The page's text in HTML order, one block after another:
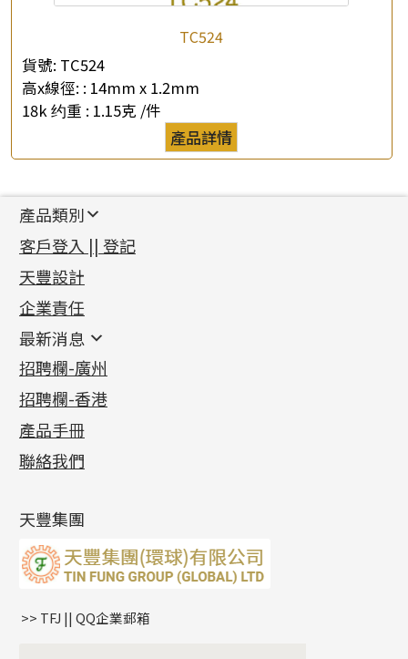
TC524
貨號: TC524
高x線徑: : 14mm x 1.2mm
18k 约重 : 1.15克 /件
產品詳情
產品類別
新產品
足金系列
足金配件
機織鏈系列
珠仔鏈
镶口链
管狀網鏈
十字車花鏈系列
十字閃O鏈系列
十字錘打鏈系列
側身車花鏈系列
側身鏈系列
雙十字鏈系列
水波鏈系列
蛇骨鏈系列
鏈尾系列
嘴唇鏈系列
首飾配件
耳環類配件
卷迫系列
螺絲迫系列
梅花迫系列
平臺迫系列
綫拍系列
美拍系列
耳環扣系列
耳綫/耳鈎系列
耳環爪頭
耳環
鏈類配件
動感車花吊墜
調節珠系列
生圈扣系列
龍蝦扣系列
鴨俐制系列
字母吊墜
相盒吊墜
項鏈吊墜
生肖吊墜
星座吊墜
其他類配件
珠盤系列
袖口鈕系列
焊片及鐳射綫
空心車花管
珠類配件
無孔光身珠
空心光身珠
無孔批花珠
鑲口類
四爪頭系列
六爪頭系列
車花片
動感車花片
鑲口戒指
鑲口手鏈系列
首飾系列
手镯系列
戒指系列
空心耳環
空心车花管首饰链
空心手鐲系列
貴金屬原料
千足金
記憶金屬系列
記憶戒指
拉簧珠珠手鏈
記憶鈦手鐲
客戶登入 || 登記
天豐設計
企業責任
最新消息
最新消息
各項證書(2)
相片集(9)
展覽會資訊
最新產品資訊
招聘欄-廣州
招聘欄-香港
產品手冊
聯絡我們
天豐集團
>> TFJ || QQ企業郵箱